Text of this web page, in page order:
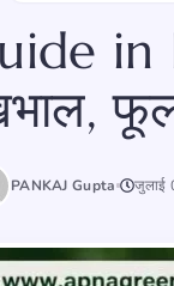
PANKAJ Gupta जुलाई